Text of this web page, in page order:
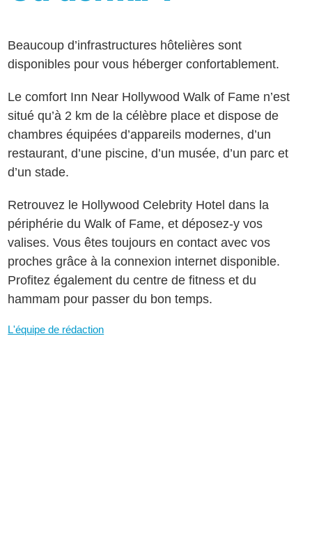
Beaucoup d’infrastructures hôtelières sont
disponibles pour vous héberger confortablement.
Le comfort Inn Near Hollywood Walk of Fame n’est
situé qu’à 2 km de la célèbre place et dispose de
chambres équipées d’appareils modernes, d’un
restaurant, d’une piscine, d’un musée, d’un parc et
d’un stade.
Retrouvez le Hollywood Celebrity Hotel dans la
périphérie du Walk of Fame, et déposez-y vos
valises. Vous êtes toujours en contact avec vos
proches grâce à la connexion internet disponible.
Profitez également du centre de fitness et du
hammam pour passer du bon temps.
L'équipe de rédaction